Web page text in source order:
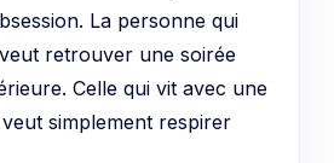
La personne qui
retrouver une soirée
Celle qui vit avec une
simplement respirer